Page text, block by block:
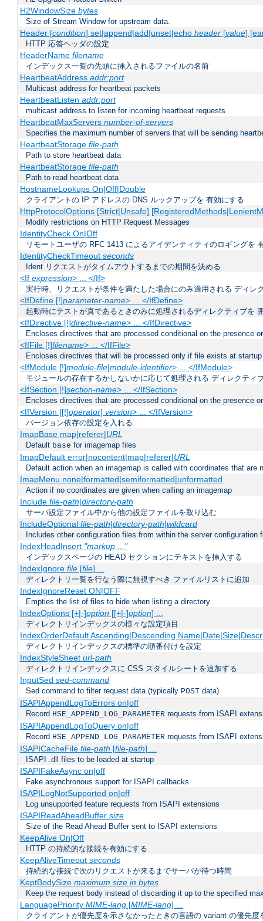
H2WindowSize bytes
Size of Stream Window for upstream data.
Header [condition] set|append|add|unset|echo header[value]
HTTP 応答ヘッダの設定
HeaderName filename
インデックス一覧の先頭に挿入されるファイルの名前
HeartbeatAddress addr:port
Multicast address for heartbeat packets
HeartbeatListen addr:port
multicast address to listen for incoming heartbeat requests
HeartbeatMaxServers number-of-servers
Specifies the maximum number of servers that will be sending
HeartbeatStorage file-path
Path to store heartbeat data
HeartbeatStorage file-path
Path to read heartbeat data
HostnameLookups On|Off|Double
クライアントの IP アドレスの DNS ルックアップを 有効にする
HttpProtocolOptions [Strict|Unsafe]
Modify restrictions on HTTP Request Messages
IdentityCheck On|Off
リモートユーザの RFC 1413 によるアイデンティティのロギングを
IdentityCheckTimeout seconds
Ident リクエストがタイムアウトするまでの期間を決める
<If expression> ... </If>
実行時、リクエストが条件を満たした場合にのみ適用される ディレ
<IfDefine [!]parameter-name> ... </IfDefine>
起動時にテストが真であるときのみに処理されるディレクティブを
<IfDirective [!]directive-name> ... </IfDirective>
Encloses directives that are processed conditional on the presence
<IfFile [!]filename> ... </IfFile>
Encloses directives that will be processed only if file exists at startup
<IfModule [!]module-file|module-identifier> ... </IfModule>
モジュールの存在するかしないかに応じて処理される ディレクティ
<IfSection [!]section-name> ... </IfSection>
Encloses directives that are processed conditional on the presence
<IfVersion [[!]operator] version> ... </IfVersion>
バージョン依存の設定を入れる
ImapBase map|referer|URL
Default base for imagemap files
ImapDefault error|nocontent|map|referer|URL
Default action when an imagemap is called with coordinates that are
ImapMenu none|formatted|semiformatted|unformatted
Action if no coordinates are given when calling an imagemap
Include file-path|directory-path
サーバ設定ファイル中から他の設定ファイルを取り込む
IncludeOptional file-path|directory-path|wildcard
Includes other configuration files from within the server configuration
IndexHeadInsert "markup ..."
インデックスページの HEAD セクションにテキストを挿入する
IndexIgnore file[file] ...
ディレクトリ一覧を行なう際に無視すべき ファイルリストに追加
IndexIgnoreReset ON|OFF
Empties the list of files to hide when listing a directory
IndexOptions [+|-]option[[+|-]option] ...
ディレクトリインデックスの様々な設定項目
IndexOrderDefault Ascending|Descending
ディレクトリインデックスの標準の順番付けを設定
IndexStyleSheet url-path
ディレクトリインデックスに CSS スタイルシートを追加する
InputSed sed-command
Sed command to filter request data (typically POST data)
ISAPIAppendLogToErrors on|off
Record HSE_APPEND_LOG_PARAMETER requests from ISAPI
ISAPIAppendLogToQuery on|off
Record HSE_APPEND_LOG_PARAMETER requests from ISAPI
ISAPICacheFile file-path [file-path] ...
ISAPI .dll files to be loaded at startup
ISAPIFakeAsync on|off
Fake asynchronous support for ISAPI callbacks
ISAPILogNotSupported on|off
Log unsupported feature requests from ISAPI extensions
ISAPIReadAheadBuffer size
Size of the Read Ahead Buffer sent to ISAPI extensions
KeepAlive On|Off
HTTP の持続的な接続を有効にする
KeepAliveTimeout seconds
持続的な接続で次のリクエストが来るまでサーバが待つ時間
KeptBodySize maximum size in bytes
Keep the request body instead of discarding it up to the specified
LanguagePriority MIME-lang[MIME-lang] ...
クライアントが優先度を示さなかったときの言語の variant の優先度